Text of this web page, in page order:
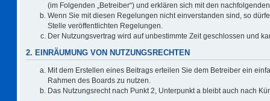
(im Folgenden „Betreiber“) und erklären sich mit den
Wenn Sie mit diesen Regelungen nicht einverstanden sind, so
Stelle veröffentlichten Regelungen.
Der Nutzungsvertrag wird auf unbestimmte Zeit geschlossen und
2. EINRÄUMUNG VON NUTZUNGSRECHTEN
Mit dem Erstellen eines Beitrags erteilen Sie dem Betreiber ein
Rahmen des Boards zu nutzen.
Das Nutzungsrecht nach Punkt 2, Unterpunkt a bleibt auch nach